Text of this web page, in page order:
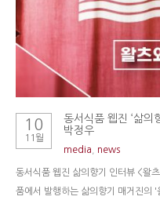
10
11월
동서식품 웹진 ‘삶의
박정우
media , news
동서식품 웹진 삶의향기 인터뷰 <왈
품에서 발행하는 삶의향기 매거진의